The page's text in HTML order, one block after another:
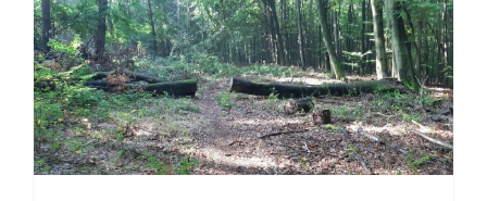
Mö1 und Mö2 sind wieder ohne
Hindernisse befahrbar